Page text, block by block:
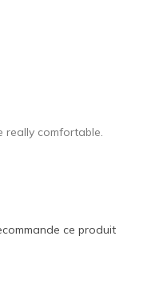
really comfortable.
ce produit